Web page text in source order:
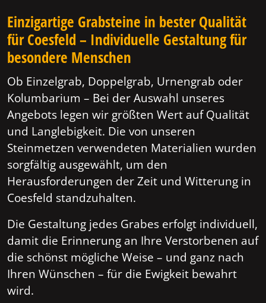
Einzigartige Grabsteine in bester Qualität
für Coesfeld – Individuelle Gestaltung für
besondere Menschen
Ob Einzelgrab, Doppelgrab, Urnengrab oder
Kolumbarium – Bei der Auswahl unseres
Angebots legen wir größten Wert auf Qualität
und Langlebigkeit. Die von unseren
Steinmetzen verwendeten Materialien wurden
sorgfältig ausgewählt, um den
Herausforderungen der Zeit und Witterung in
Coesfeld standzuhalten.
Die Gestaltung jedes Grabes erfolgt individuell,
damit die Erinnerung an Ihre Verstorbenen auf
die schönst mögliche Weise – und ganz nach
Ihren Wünschen – für die Ewigkeit bewahrt
wird.